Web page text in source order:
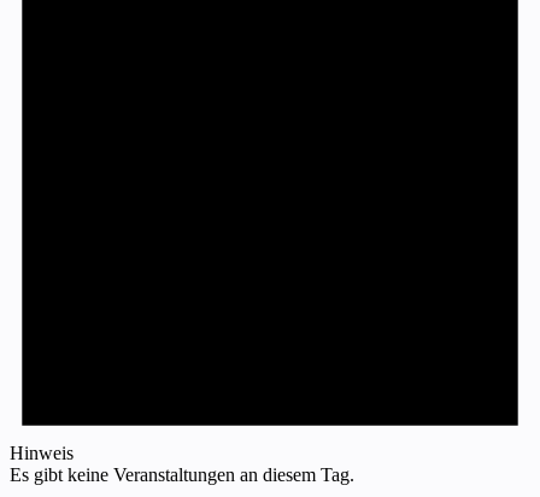
Hinweis
Es gibt keine Veranstaltungen an diesem Tag.